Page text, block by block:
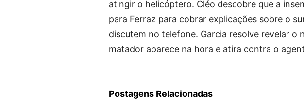
atingir o helicóptero. Cléo descobre que a
para Ferraz para cobrar explicações sobre o
discutem no telefone. Garcia resolve revelar o
matador aparece na hora e atira contra o
Postagens Relacionadas